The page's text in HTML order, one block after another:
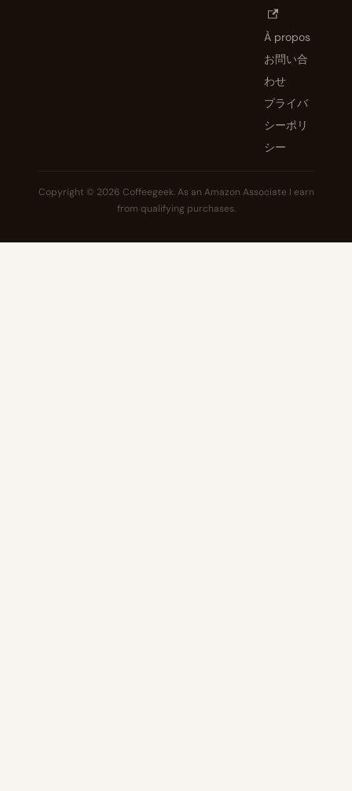
À propos
お問い合
わせ
プライバ
シーポリ
シー
Copyright © 2026 Coffeegeek. As an Amazon Associate I earn
from qualifying purchases.